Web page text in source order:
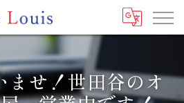
ませ！世田谷のオ